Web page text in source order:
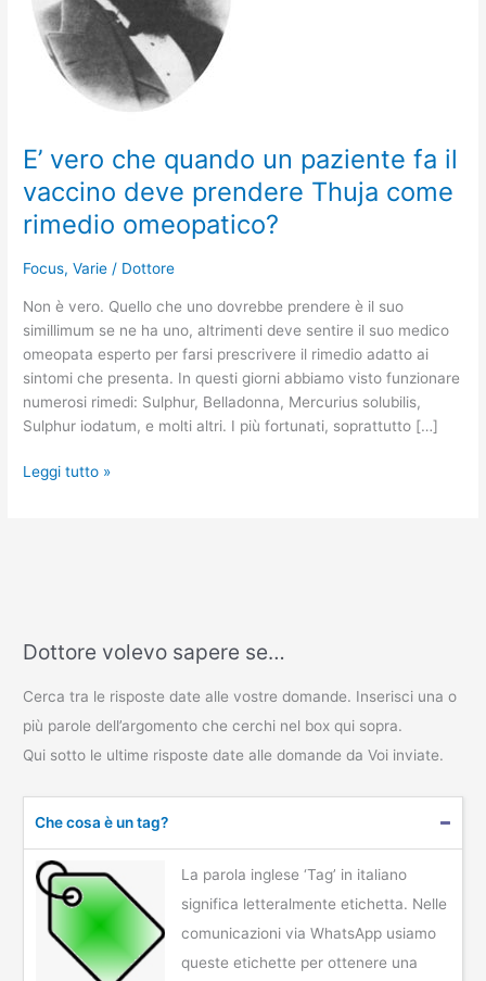
E’ vero che quando un paziente fa il
vaccino deve prendere Thuja come
rimedio omeopatico?
Focus,Varie / Dottore
Non è vero. Quello che uno dovrebbe prendere è il suo
simillimum se ne ha uno, altrimenti deve sentire il suo medico
omeopata esperto per farsi prescrivere il rimedio adatto ai
sintomi che presenta. In questi giorni abbiamo visto funzionare
numerosi rimedi: Sulphur, Belladonna, Mercurius solubilis,
Sulphur iodatum, e molti altri. I più fortunati, soprattutto […]
vaccino
deve
prendere
rimedio
omeopatico?
Leggi tutto »
Dottore volevo sapere se…
Cerca tra le risposte date alle vostre domande. Inserisci una o
più parole dell’argomento che cerchi nel box qui sopra.
Qui sotto le ultime risposte date alle domande da Voi inviate.
Che cosa è un tag?
La parola inglese ‘Tag’ in italiano
significa letteralmente etichetta. Nelle
comunicazioni via WhatsApp usiamo
queste etichette per ottenere una